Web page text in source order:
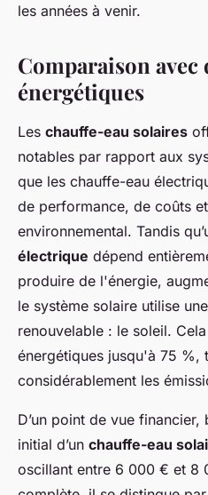
les années à venir.
Comparaison
énergétiques
Les chauffe-eau solaires
notables par rapport aux
que les chauffe-eau
de performance, de coûts
environnemental. Tandis
électrique dépend
produire de l'énergie,
le système solaire utilise
renouvelable : le soleil.
énergétiques jusqu'à 75 %,
considérablement les
D’un point de vue financier,
initial d’un chauffe-eau
oscillant entre 6 000 € et 8